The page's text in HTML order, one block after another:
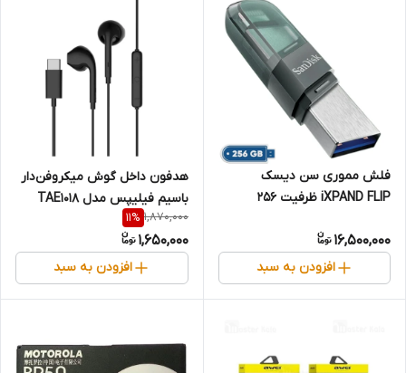
فلش مموری سن دیسک
iXPAND FLIP ظرفیت 256
USB 3.1، بدنه فلزی، سازگار با
iPhone، iPad، ویندوز و مک،
انتقال خودکار عکس و ویدیو،
16,500,000
افزودن به سبد
هدفون داخل گوش میکروفن‌دار
باسیم فیلیپس مدل TAE1018
رابط Type-C
1,870,000
11%
1,650,000
افزودن به سبد